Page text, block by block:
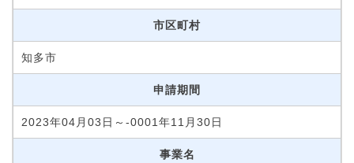
市区町村
知多市
申請期間
2023年04月03日～-0001年11月30日
事業名